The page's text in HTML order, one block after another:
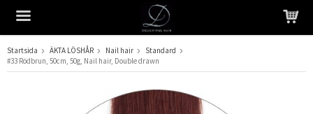
Produkten har blivit tillagd i varukorgen
Startsida ÄKTA LÖSHÅR Nail hair
Standard
#33 Rödbrun, 50cm, 50g, Nail hair, Double drawn